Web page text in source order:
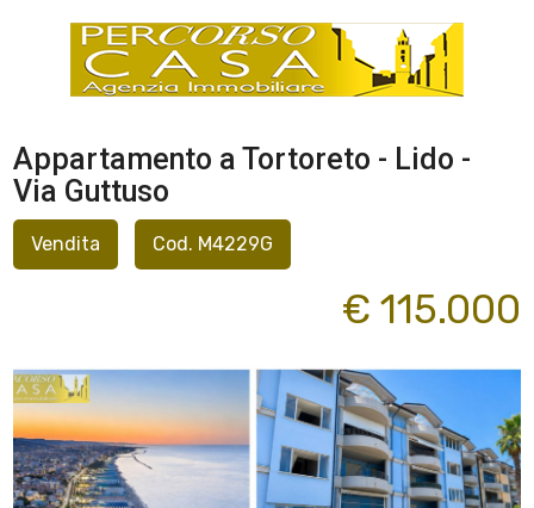
Appartamento a Tortoreto - Lido -
Via Guttuso
Vendita Cod. M4229G
€ 115.000